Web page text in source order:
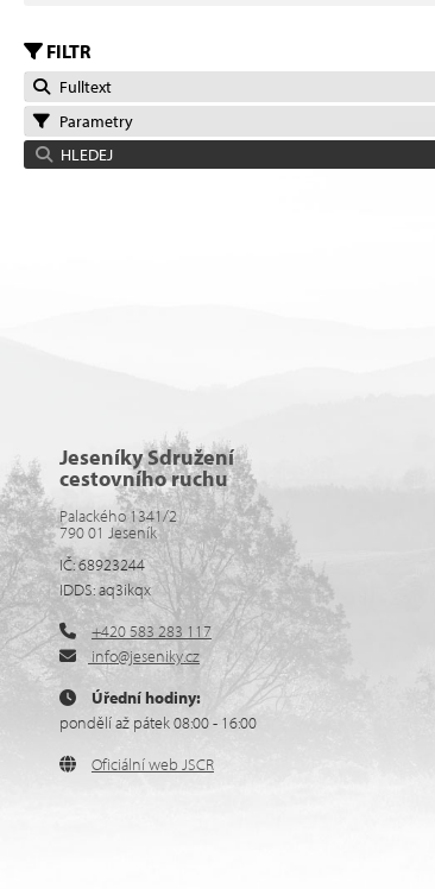
FILTR
Fulltext
Parametry
HLEDEJ
Jeseníky Sdružení
cestovního ruchu
Palackého 1341/2
790 01 Jeseník
IČ: 68923244
IDDS: aq3ikqx
+420 583 283 117
info@jeseniky.cz
Úřední hodiny:
pondělí až pátek 08:00 - 16:00
Oficiální web JSCR